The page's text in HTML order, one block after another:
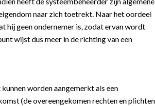
naar zich toetrekt. Naar het oordeel
hij geen ondernemer is, zodat ervan wordt
wijst dus meer in de richting van een
worden aangemerkt als een
(de overeengekomen rechten en